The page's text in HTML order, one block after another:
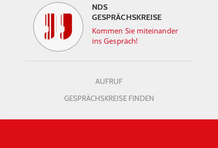
NDS
GESPRÄCHSKREISE
Kommen Sie miteinander
ins Gespräch!
AUFRUF
GESPRÄCHSKREISE FINDEN